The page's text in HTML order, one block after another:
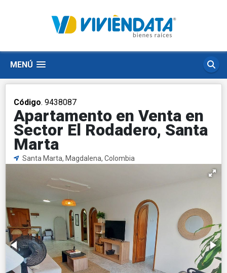
MENÚ
Código. 9438087
Apartamento en Venta en
Sector El Rodadero, Santa
Marta
Santa Marta, Magdalena, Colombia